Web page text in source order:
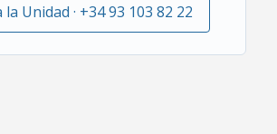
Unidad · +34 93 103 82 22